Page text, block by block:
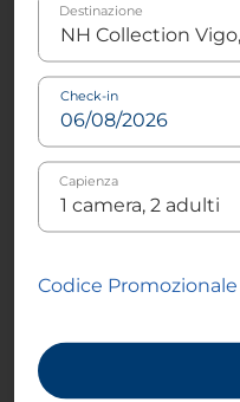
Destinazione
Check-in
Capienza
Codice Promozionale